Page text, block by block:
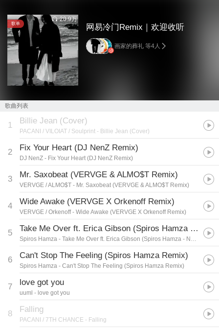
歌单
20.9万
网易冷门Remix｜欢迎收听
画家的葬礼 等4人
歌曲列表
1 Billie Jean (Cover)
PACANI / VILOIAT / Soulprint - Billie Jean (Cover)
2 Fix Your Heart (DJ NenZ Remix)
DJ NenZ - Fix Your Heart (DJ NenZ Remix)
3 Mr. Saxobeat (VERVGE & ALMO$T Remix)
VERVGE / ALMO$T - Mr. Saxobeat (VERVGE & ALMO$T Remix)
4 Wide Awake (VERVGE X Orkenoff Remix)
VERVGE / Orkenoff- Wide Awake (VERVGE X Orkenoff Remix)
5 Take Me Over ft. Erica Gibson (Spiros Hamza - Nu Disco Remix)
Spiros Hamza - Take Me Over ft. Erica Gibson (Spiros Hamza - Nu Disco Remix)
6 Can't Stop The Feeling (Spiros Hamza Remix)
Spiros Hamza - Can't Stop The Feeling (Spiros Hamza Remix)
7 love got you
uuml - love got you
8 Falling
PACANI / 7TH CHANCE - Falling